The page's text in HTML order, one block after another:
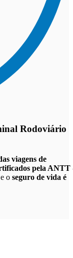
Rodoviário
viagens de
pela ANTT
o seguro de vida é